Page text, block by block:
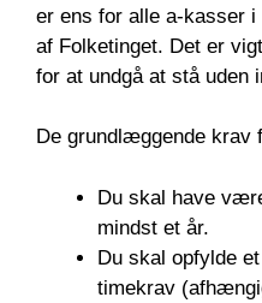
er ens for alle a-kasser
af Folketinget. Det er
for at undgå at stå uden
De grundlæggende krav
Du skal have
mindst et år.
Du skal opfylde
timekrav